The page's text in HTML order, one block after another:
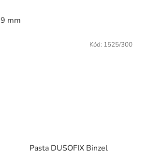
9 mm
Pasta DUSOFIX Binzel
Kód: 1525/300